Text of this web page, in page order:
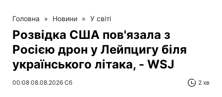
Головна » Новини » У світі
Розвідка США пов'язала з
Росією дрон у Лейпцигу біля
українського літака, - WSJ
00:08 08.08.2026 Сб 2 хв